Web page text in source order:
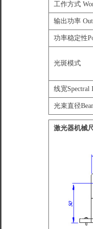
工作方式
输出功率
功率稳定性
光斑模式
线宽Spectral
光束直径
激光器机械